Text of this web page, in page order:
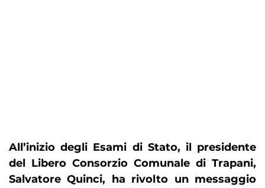
All’inizio degli Esami di Stato, il presidente
del Libero Consorzio Comunale di Trapani,
Salvatore Quinci, ha rivolto un messaggio